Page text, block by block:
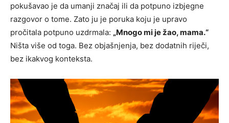
pokušavao je da umanji značaj ili da potpuno izbjegne
razgovor o tome. Zato ju je poruka koju je upravo
pročitala potpuno uzdrmala: „Mnogo mi je žao, mama.“
Ništa više od toga. Bez objašnjenja, bez dodatnih riječi,
bez ikakvog konteksta.